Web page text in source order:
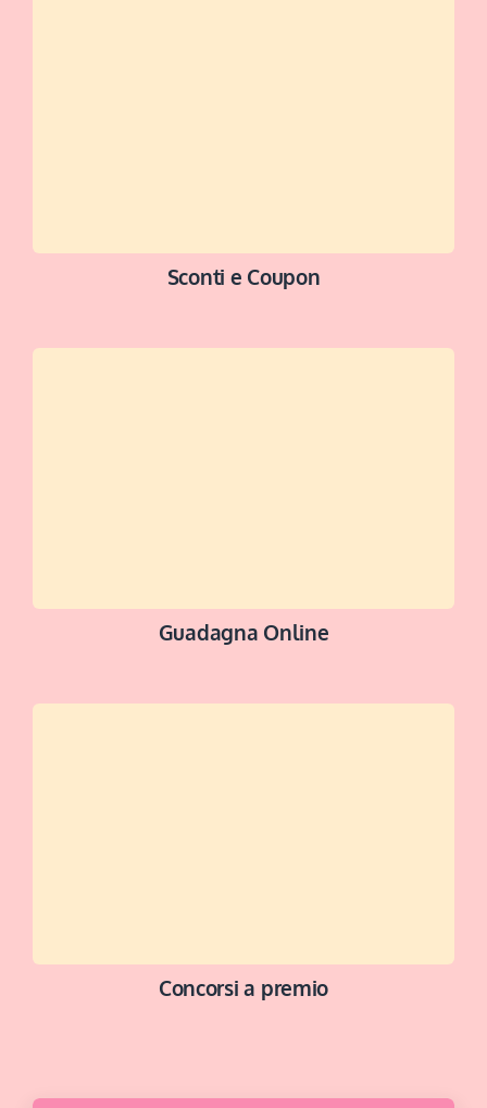
Sconti e Coupon
Guadagna Online
Concorsi a premio